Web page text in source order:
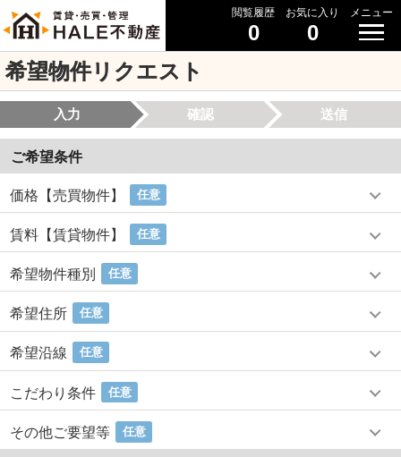
閲覧履歴
0
お気に入り
0
メニュー
希望物件リクエスト
入力 確認 送信
ご希望条件
価格【売買物件】 任意
賃料【賃貸物件】 任意
希望物件種別 任意
希望住所 任意
希望沿線 任意
こだわり条件 任意
その他ご要望等 任意